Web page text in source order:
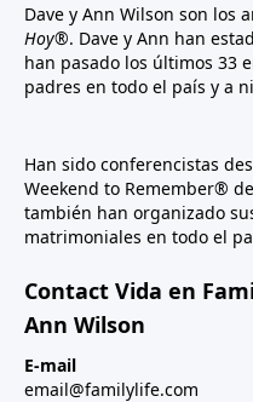
Dave y Ann Wilson son los
Hoy®. Dave y Ann han
han pasado los últimos 33
padres en todo el país y a
Han sido conferencistas
Weekend to Remember®
también han organizado
matrimoniales en todo el
Contact Vida en
Ann Wilson
E-mail
email@familylife.com